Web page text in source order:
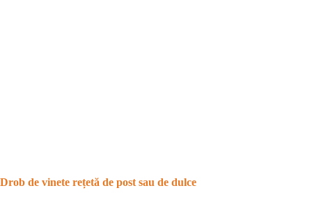
Drob de vinete rețetă de post sau de dulce